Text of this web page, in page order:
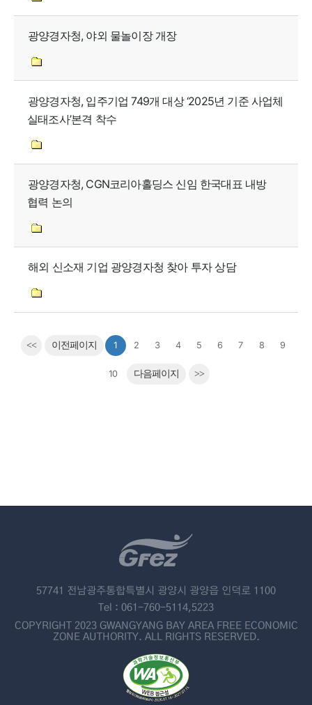
광양경자청, 야외 물놀이장 개장
광양경자청, 입주기업 749개 대상 ‘2025년 기준 사업체
실태조사’본격 착수
광양경자청, CGN코리아홀딩스 신임 한국대표 내방
협력 논의
해외 신소재 기업 광양경자청 찾아 투자 상담
<< 이전페이지 1 2 3 4 5 6 7 8 9
10 다음페이지 >>
57741 전남광주통합특별시 광양시 광양읍 인덕로 1100
Tel : 061-760-5114,5223
COPYRIGHT 2023 GWANGYANG BAY AREA FREE ECONOMIC
ZONE AUTHORITY. ALL RIGHTS RESERVED.